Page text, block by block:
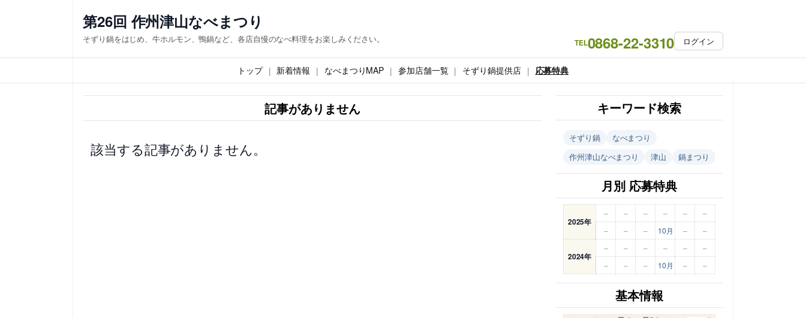
ス
キ
第26回 作州津山なべまつり
そずり鍋をはじめ、牛ホルモン、鴨鍋など、各店自慢のなべ料理をお楽しみください。 TEL0868-22-3310 ログイン
トップ 新着情報 なべまつりMAP 参加店舗一覧 そずり鍋提供店 応募特典
記事がありません
該当する記事がありません。
キーワード検索
そずり鍋
なべまつり
作州津山なべまつり
津山 鍋まつり
月別 応募特典
2025年
– – – – –
–
–
– – 10月 – –
2024年
– – – – –
–
–
– – 10月 – –
基本情報